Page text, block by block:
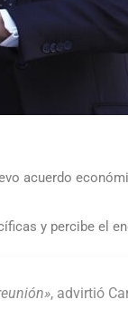
acuerdo
y percibe el
, advirtió